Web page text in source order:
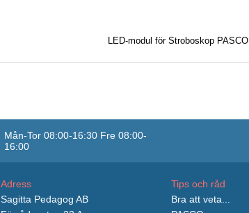
LED-modul för Stroboskop PASCO
Mån-Tor 08:00-16:30 Fre 08:00-
16:00
Adress
Sagitta Pedagog AB
Tips och råd
Bra att veta...